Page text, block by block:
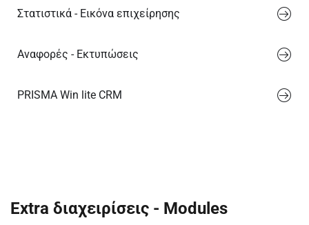
Στατιστικά - Εικόνα επιχείρησης
Αναφορές - Εκτυπώσεις
PRISMA Win lite CRM
Extra διαχειρίσεις - Modules